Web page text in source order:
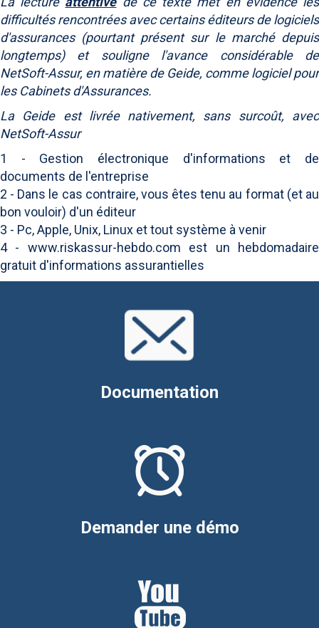
difficultés rencontrées avec certains éditeurs de logiciels
d'assurances (pourtant présent sur le marché depuis
longtemps) et souligne l'avance considérable de
NetSoft-Assur, en matière de Geide, comme logiciel pour
les Cabinets d'Assurances.
La Geide est livrée nativement, sans surcoût, avec
NetSoft-Assur
1 - Gestion électronique d'informations et de
documents de l'entreprise
2 - Dans le cas contraire, vous êtes tenu au format (et au
bon vouloir) d'un éditeur
3 - Pc, Apple, Unix, Linux et tout système à venir
4 - www.riskassur-hebdo.com est un hebdomadaire
gratuit d'informations assurantielles
Documentation
Demander une démo